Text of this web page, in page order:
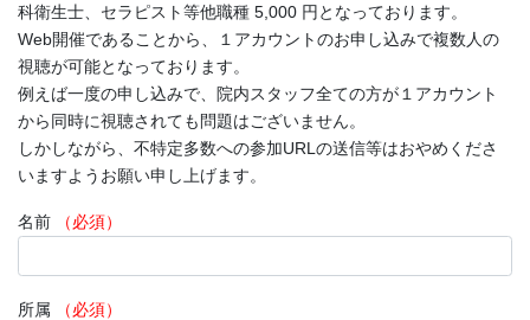
科衛生士、セラピスト等他職種 5,000 円となっております。
Web開催であることから、１アカウントのお申し込みで複数人の
視聴が可能となっております。
例えば一度の申し込みで、院内スタッフ全ての方が１アカウント
から同時に視聴されても問題はございません。
しかしながら、不特定多数への参加URLの送信等はおやめくださ
いますようお願い申し上げます。
名前 （必須）
所属 （必須）